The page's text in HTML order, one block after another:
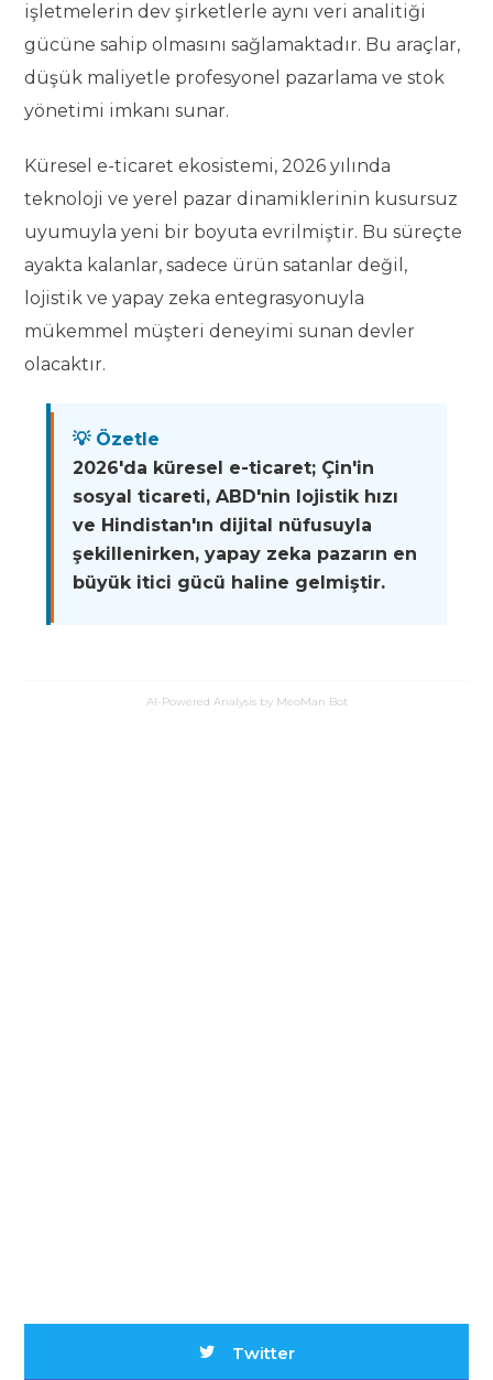
işletmelerin dev şirketlerle aynı veri analitiği
gücüne sahip olmasını sağlamaktadır. Bu araçlar,
düşük maliyetle profesyonel pazarlama ve stok
yönetimi imkanı sunar.
Küresel e-ticaret ekosistemi, 2026 yılında
teknoloji ve yerel pazar dinamiklerinin kusursuz
uyumuyla yeni bir boyuta evrilmiştir. Bu süreçte
ayakta kalanlar, sadece ürün satanlar değil,
lojistik ve yapay zeka entegrasyonuyla
mükemmel müşteri deneyimi sunan devler
olacaktır.
💡 Özetle
2026'da küresel e-ticaret; Çin'in
sosyal ticareti, ABD'nin lojistik hızı
ve Hindistan'ın dijital nüfusuyla
şekillenirken, yapay zeka pazarın en
büyük itici gücü haline gelmiştir.
AI-Powered Analysis by MeoMan Bot
Twitter